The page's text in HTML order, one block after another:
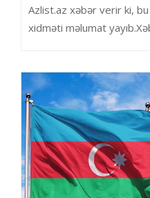
Azlist.az xəbər verir ki,
xidməti məlumat